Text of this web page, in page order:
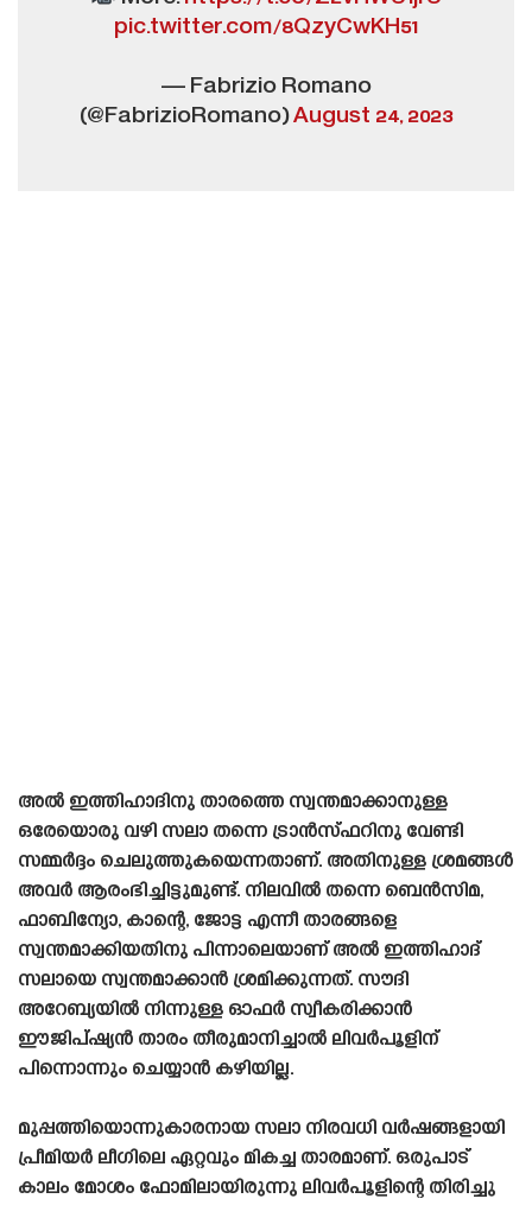
pic.twitter.com/8QzyCwKH51
— Fabrizio Romano
(@FabrizioRomano)August 24, 2023
അൽ ഇത്തിഹാദിനു താരത്തെ സ്വന്തമാക്കാനുള്ള
ഒരേയൊരു വഴി സലാ തന്നെ ട്രാൻസ്‌ഫറിനു വേണ്ടി
സമ്മർദ്ദം ചെലുത്തുകയെന്നതാണ്. അതിനുള്ള ശ്രമങ്ങൾ
അവർ ആരംഭിച്ചിട്ടുമുണ്ട്. നിലവിൽ തന്നെ ബെൻസിമ,
ഫാബിന്യോ, കാന്റെ, ജോട്ട എന്നീ താരങ്ങളെ
സ്വന്തമാക്കിയതിനു പിന്നാലെയാണ് അൽ ഇത്തിഹാദ്
സലായെ സ്വന്തമാക്കാൻ ശ്രമിക്കുന്നത്. സൗദി
അറേബ്യയിൽ നിന്നുള്ള ഓഫർ സ്വീകരിക്കാൻ
ഈജിപ്ഷ്യൻ താരം തീരുമാനിച്ചാൽ ലിവർപൂളിന്
പിന്നൊന്നും ചെയ്യാൻ കഴിയില്ല.
മുപ്പത്തിയൊന്നുകാരനായ സലാ നിരവധി വർഷങ്ങളായി
പ്രീമിയർ ലീഗിലെ ഏറ്റവും മികച്ച താരമാണ്. ഒരുപാട്
കാലം മോശം ഫോമിലായിരുന്നു ലിവർപൂളിന്റെ തിരിച്ചു